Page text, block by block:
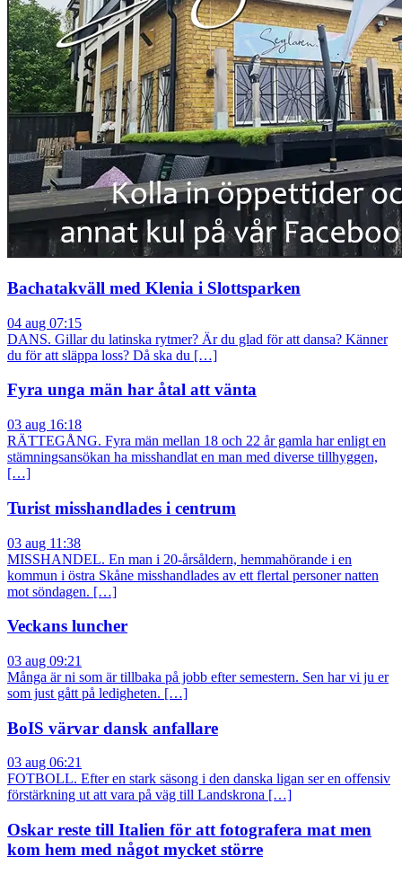
Bachatakväll med Klenia i Slottsparken
04 aug 07:15
DANS. Gillar du latinska rytmer? Är du glad för att dansa? Känner
du för att släppa loss? Då ska du […]
Fyra unga män har åtal att vänta
03 aug 16:18
RÄTTEGÅNG. Fyra män mellan 18 och 22 år gamla har enligt en
stämningsansökan ha misshandlat en man med diverse tillhyggen,
[…]
Turist misshandlades i centrum
03 aug 11:38
MISSHANDEL. En man i 20-årsåldern, hemmahörande i en
kommun i östra Skåne misshandlades av ett flertal personer natten
mot söndagen. […]
Veckans luncher
03 aug 09:21
Många är ni som är tillbaka på jobb efter semestern. Sen har vi ju er
som just gått på ledigheten. […]
BoIS värvar dansk anfallare
03 aug 06:21
FOTBOLL. Efter en stark säsong i den danska ligan ser en offensiv
förstärkning ut att vara på väg till Landskrona […]
Oskar reste till Italien för att fotografera mat men
kom hem med något mycket större